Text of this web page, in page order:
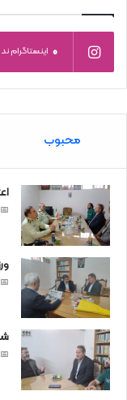
0 اینستاگرام
محبوب
📅 17 مرداد 1405 🕙21:41
📅 17 مرداد 1405 🕙21:31
📅 17 مرداد 1405 🕙21:23